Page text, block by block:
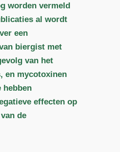
worden vermeld
al wordt
een
biergist met
van het
en mycotoxinen
hebben
effecten op
de